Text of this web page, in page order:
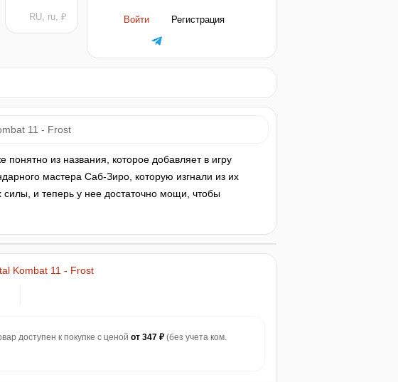
Войти Регистрация
RU, ru, ₽
11 - Frost
из названия, которое добавляет в игру
мастера Саб-Зиро, которую изгнали из их
силы, и теперь у нее достаточно мощи, чтобы
Kombat 11 - Frost
доступен к покупке с ценой от 347 ₽ (без учета ком.